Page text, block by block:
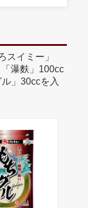
スイミー」
瀑麩」100cc
」30ccを入